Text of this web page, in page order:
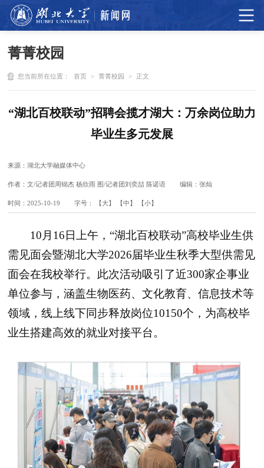
菁菁校园
您当前所在位置： 首页 > 菁菁校园 > 正文
“湖北百校联动”招聘会揽才湖大：万余岗位助力
毕业生多元发展
来源：湖北大学融媒体中心
作者：文/记者团周锦杰 杨欣雨 图/记者团刘奕喆 陈诺语 编辑：张灿
时间：2025-10-19 字号： 【大】 【中】 【小】
10月16日上午，“湖北百校联动”高校毕业生供
需见面会暨湖北大学2026届毕业生秋季大型供需见
面会在我校举行。此次活动吸引了近300家企事业
单位参与，涵盖生物医药、文化教育、信息技术等
领域，线上线下同步释放岗位10150个，为高校毕
业生搭建高效的就业对接平台。